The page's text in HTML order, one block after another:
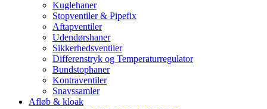
Kuglehaner
Stopventiler & Pipefix
Aftapventiler
Udendørshaner
Sikkerhedsventiler
Differenstryk og Temperaturregulator
Bundstophaner
Kontraventiler
Snavssamler
Afløb & kloak